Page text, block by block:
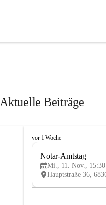
Aktuelle Beiträge
V
vor 1 Woche
Notar-Amtstag
Mi., 11. Nov., 15:30